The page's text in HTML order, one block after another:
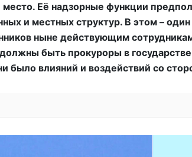
Её надзорные функции
и местных структур. В этом –
ныне действующим
быть прокуроры в
было влияний и воздействий со